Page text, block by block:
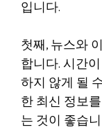
입니다.
첫째, 뉴스와
합니다. 시간
하지 않게 될
한 최신 정보
는 것이 좋습